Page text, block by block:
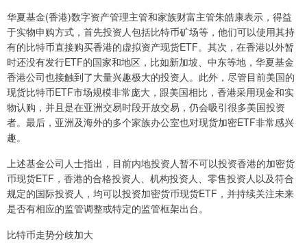
华夏基金(香港)数字资产管理主管和家族财富主管朱皓康表示，得益
于实物申购方式，首先投资人包括比特币矿场等，他们可以使用其持
有的比特币直接购买香港的虚拟资产现货ETF。其次，在香港以外暂
时还没有发行ETF的国家和地区，比如新加坡、中东等地，华夏基金
香港公司也接触到了大量兴趣极大的投资人。此外，尽管目前美国的
现货比特币ETF市场规模非常庞大，跟美国相比，香港采用现金和实
物认购，并且是在亚洲交易时段开放交易，仍会吸引很多美国投资
者。最后，亚洲及海外的多个家族办公室也对现货加密ETF非常感兴
趣。
上述基金公司人士指出，目前内地投资人暂不可以投资香港的加密货
币现货ETF，香港的合格投资人、机构投资人、零售投资人以及符合
规定的国际投资人，均可以投资加密货币现货ETF，并持续关注未来
是否有相应的监管调整或特定的监管框架出台。
比特币走势分歧加大